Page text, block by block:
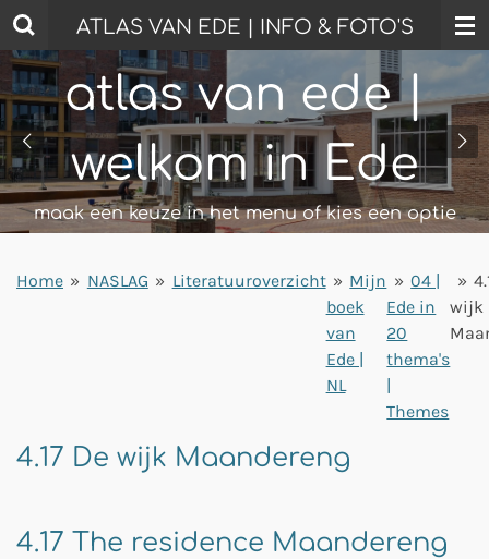
Ga
direct
naar
de
hoofdinhoud
ATLAS VAN EDE | INFO & FOTO'S
atlas van ede |
welkom in Ede
maak een keuze in het menu of kies een optie
Home » NASLAG » Literatuuroverzicht » Mijn
boek
van
Ede |
NL
» 04 |
Ede in
20
thema's
|
Themes
»
wijk
4.17 De wijk Maandereng
4.17 The residence Maandereng